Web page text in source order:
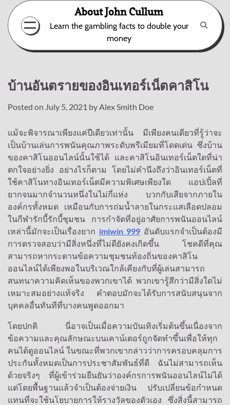
content
About John Cullum
Learn the gambling facts to double your
money
บ้านอันตรายของอินเทอร์เน็ตคาสิโน
Posted on July 5, 2021 byAlex Smith Doe
แม้จะพิจารณาเพียงแค่ปีเดียวเท่านั้น มีเพียงคนเดียวที่รู้ว่าจะ
เป็นบ้านเล่นการพนันคุณภาพระดับพรีเมียมที่โดดเด่น ซึ่งบ้าน
ของคาสิโนออนไลน์นั้นใช้ได้ และคาสิโนอินเทอร์เน็ตใดที่น่า
ตกใจอย่างยิ่ง อย่างไรก็ตาม โดยไม่คำนึงถึงว่าอินเทอร์เน็ตที่
ใช้คาสิโนทางอินเทอร์เน็ตมีความพิเศษเพียงใด แอปเปิ้ลที่
ยากจนมากจำนวนหนึ่งในไม่กี่แห่ง บวกกับเสียจากภายใน
องค์กรทั้งหมด เหมือนกับการถ่มน้ำลายในกระแสเลือดปลอม
ในกีฬารักบี้รักบี้ชุมชน การกำจัดที่อยู่อาศัยการพนันออนไลน์
เหล่านี้มักจะเป็นเรื่องยาก imiwin 999 อันดับแรกจำเป็นต้องมี
การตรวจสอบว่ามีสิ่งหนึ่งที่ไม่ดียังคงเกิดขึ้น โชคดีที่คุณ
สามารถหากระดานข้อความชุมชนท้องถิ่นของคาสิโน
ออนไลน์ได้เพียงพอในบริเวณใกล้เคียงกับที่ผู้เล่นสามารถ
สนทนาความคิดเห็นของพวกเขาได้ พวกเขารู้สึกว่ามีสิ่งใดไม่
เหมาะสมอย่างแท้จริง คำตอบมักจะได้รับการสนับสนุนจาก
บุคคลอื่นทันทีที่บางคนพูดออกมา
โดยปกติ นี่อาจเป็นเมื่อความบันเทิงเริ่มต้นขึ้นเนื่องจาก
ข้อความและคุณลักษณะบนเคาน์เตอร์ถูกจัดทำขึ้นเพื่อให้ทุก
คนได้ดูออนไลน์ ในขณะที่พวกเขากล่าวว่าการครอบคลุมการ
ประกันทั้งหมดเป็นการประชาสัมพันธ์ที่ดี ฉันไม่สามารถเห็น
ด้วยจริงๆ ที่ผู้เข้าร่วมยืนยันว่าองค์กรการพนันออนไลน์ไม่ได้
แต่โดยพื้นฐานแล้วจำเป็นต้องจ่ายเงิน ปรับเปลี่ยนข้อกำหนด
แทนที่จะใช้นโยบายการให้รางวัลของตัวเอง ซึ่งสิ่งนี้สามารถ